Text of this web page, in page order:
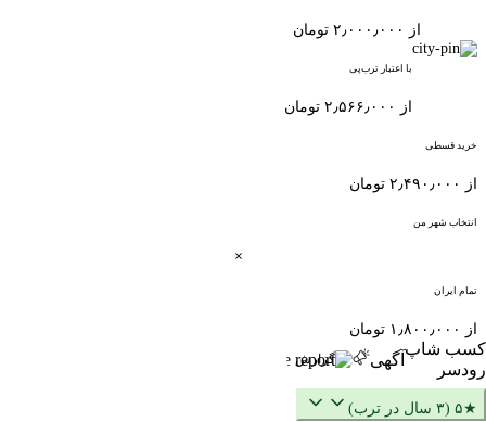
از ۲٫۰۰۰٫۰۰۰ تومان
با اعتبار ترب‌پی
از ۲٫۵۶۶٫۰۰۰ تومان
خرید قسطی
از ۲٫۴۹۰٫۰۰۰ تومان
انتخاب شهر من
تمام ایران
از ۱٫۸۰۰٫۰۰۰ تومان
کسب شاپ
رودسر
آگهی گزارش
★۵ (۳ سال در ترب)